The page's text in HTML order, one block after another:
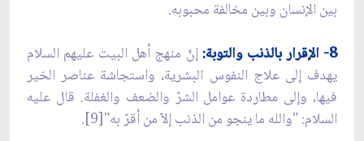
بين الإنسان وبين مخالفة محبوبه.
8- الإقرار بالذنب والتوبة:
إنّ منهج أهل البيت عليهم السلام
يهدف إلى علاج النفوس البشرية، واستجاشة عناصر الخير
فيها، وإلى مطاردة عوامل الشرّ والضعف والغفلة. قال عليه
السلام: "والله ما ينجو من الذنب إلاّ من أقرّ به"[9].